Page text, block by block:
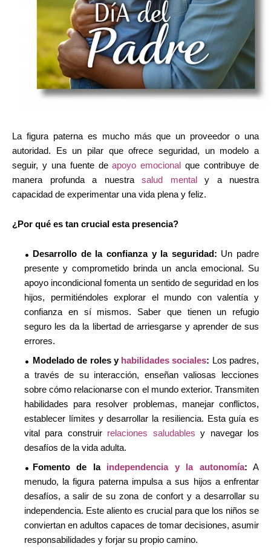
La figura paterna es mucho más que un proveedor o una
autoridad. Es un pilar que ofrece seguridad, un modelo a
seguir, y una fuente deapoyo emocional que contribuye de
manera profunda a nuestra salud mentaly a nuestra
capacidad de experimentar una vida plena y feliz.
¿Por qué es tan crucial esta presencia?
Desarrollo de la confianza y la seguridad: Un padre
presente y comprometido brinda un ancla emocional. Su
apoyo incondicional fomenta un sentido de seguridad en los
hijos, permitiéndoles explorar el mundo con valentía y
confianza en sí mismos. Saber que tienen un refugio
seguro les da la libertad de arriesgarse y aprender de sus
errores.
Modelado de roles y habilidades sociales: Los padres,
a través de su interacción, enseñan valiosas lecciones
sobre cómo relacionarse con el mundo exterior. Transmiten
habilidades para resolver problemas, manejar conflictos,
establecer límites y desarrollar la resiliencia. Esta guía es
vital para construir relaciones saludables y navegar los
desafíos de la vida adulta.
Fomento de la independencia y la autonomía: A
menudo, la figura paterna impulsa a sus hijos a enfrentar
desafíos, a salir de su zona de confort y a desarrollar su
independencia. Este aliento es crucial para que los niños se
conviertan en adultos capaces de tomar decisiones, asumir
responsabilidades y forjar su propio camino.